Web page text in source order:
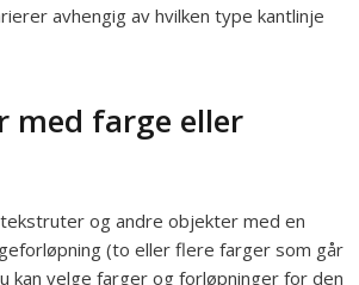
avhengig av hvilken type kantlinje
med farge eller
og andre objekter med en
(to eller flere farger som går
kan velge farger og forløpninger for den